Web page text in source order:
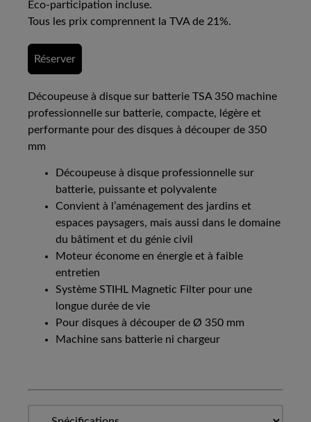
Éco-participation incluse.
Tous les prix comprennent la TVA de 21%.
Réserver
Découpeuse à disque sur batterie TSA 350 machine
professionnelle sur batterie, compacte, légère et
performante pour des disques à découper de 350
mm
Découpeuse à disque professionnelle sur
batterie, puissante et polyvalente
Convient à l’aménagement des jardins et
espaces paysagers, mais aussi dans le domaine
du bâtiment et du génie civil
Moteur économe en énergie et à faible
entretien
Système STIHL Magnetic Filter pour une
longue durée de vie
Pour disques à découper de Ø 350 mm
Machine sans batterie ni chargeur